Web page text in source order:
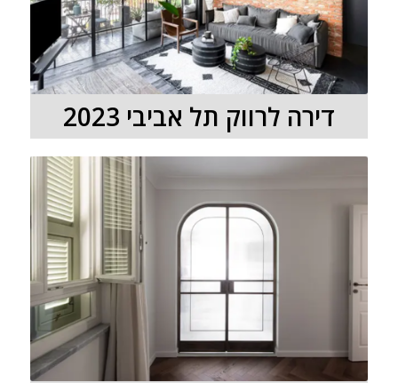
דירה לרווק תל אביבי 2023